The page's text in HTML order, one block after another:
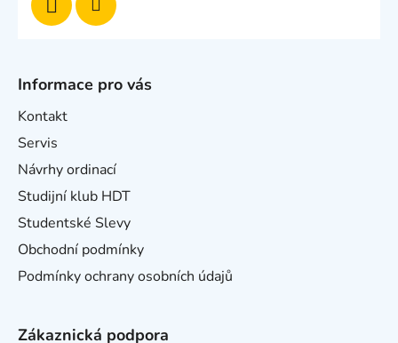
Informace pro vás
Kontakt
Servis
Návrhy ordinací
Studijní klub HDT
Studentské Slevy
Obchodní podmínky
Podmínky ochrany osobních údajů
Zákaznická podpora